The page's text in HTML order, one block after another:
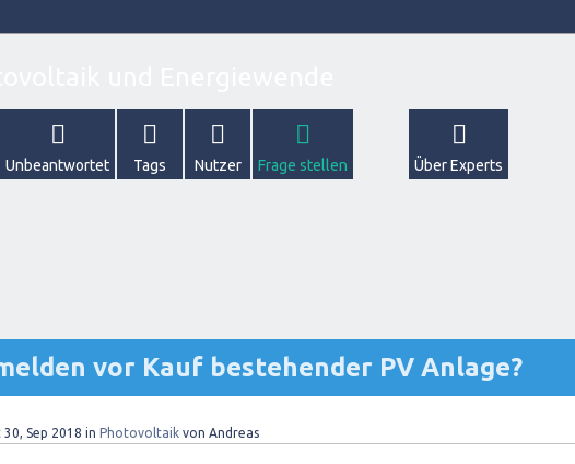
Unbeantwortet Tags Nutzer Frage stellen Über Experts
vor Kauf bestehender PV Anlage?
30, Sep 2018 in Photovoltaik von Andreas